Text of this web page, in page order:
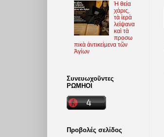
Ἡ θεία
χάρις,
τὰ ἱερὰ
λείψανα
καὶ τὰ
προσω
πικὰ ἀντικείμενα τῶν
Ἁγίων
Συνευωχοῦντες
ΡΩΜΗΟΙ
Προβολές σελίδος